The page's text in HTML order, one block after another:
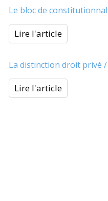
Le bloc de
Lire l'article
La distinction droit privé
Lire l'article